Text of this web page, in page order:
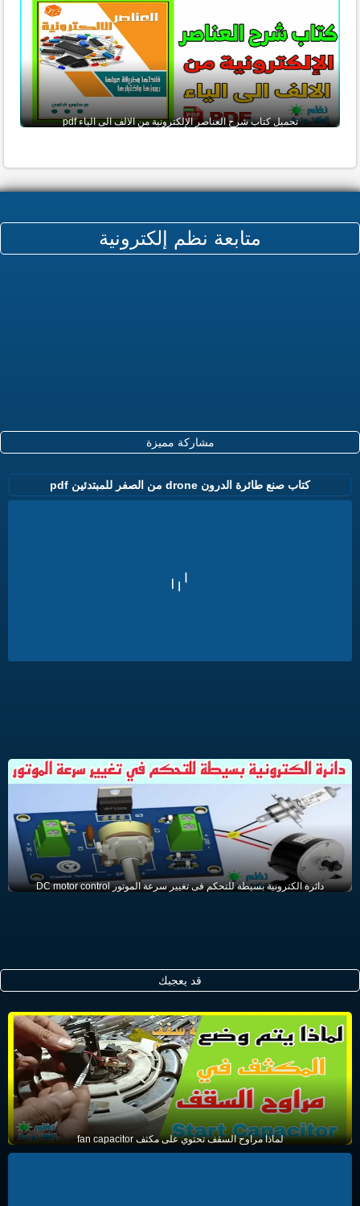
تحميل كتاب شرح العناصر الإلكترونية من الالف الى الياء pdf
متابعة نظم إلكترونية
مشاركة مميزة
كتاب صنع طائرة الدرون drone من الصفر للمبتدئين pdf
دائرة الكترونية بسيطة للتحكم فى تغيير سرعة الموتور DC motor control
قد يعجبك
لماذا مراوح السقف تحتوي على مكثف fan capacitor